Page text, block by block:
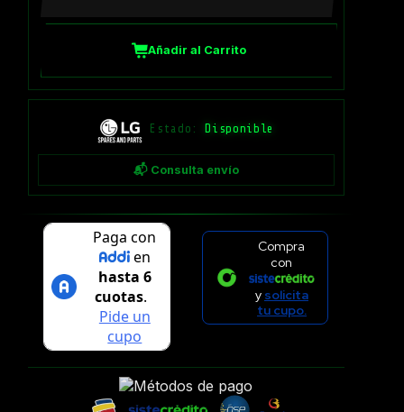
Añadir al Carrito
Estado: Disponible
📬 Consulta envío
Compra
con
y solicita
tu cupo.